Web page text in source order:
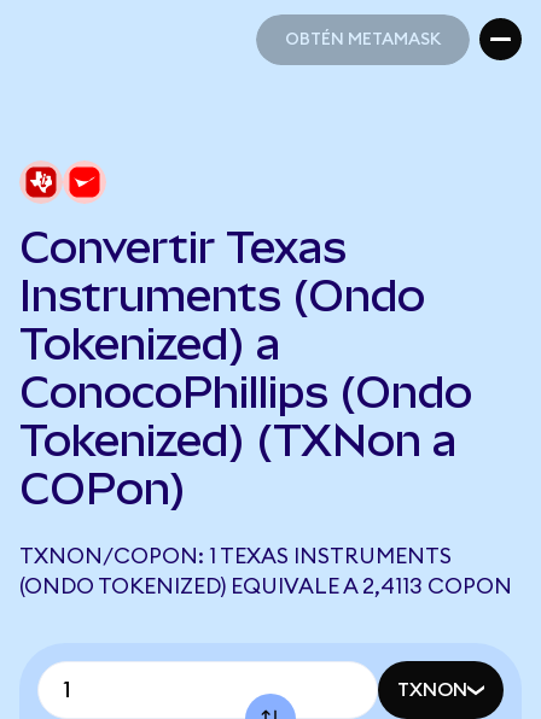
OBTÉN METAMASK
Convertir Texas
Instruments (Ondo
Tokenized) a
ConocoPhillips (Ondo
Tokenized) (TXNon a
COPon)
TXNON/COPON: 1 TEXAS INSTRUMENTS
(ONDO TOKENIZED) EQUIVALE A 2,4113 COPON
TXNON